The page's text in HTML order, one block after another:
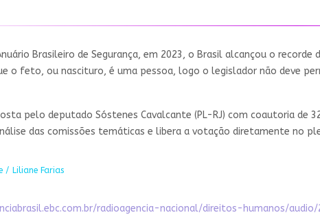
Brasileiro de Segurança, em 2023, o Brasil alcançou o
o feto, ou nascituro, é uma pessoa, logo o legislador não deve
pelo deputado Sóstenes Cavalcante (PL-RJ) com coautoria de
das comissões temáticas e libera a votação diretamente no
/ Liliane Farias
radioagencia-nacional/direitos-humanos/